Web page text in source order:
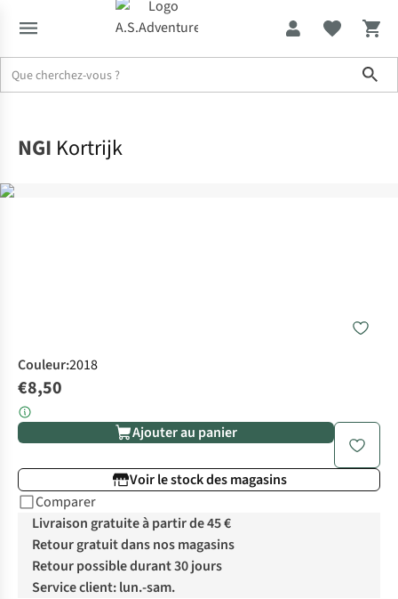
NGI Kortrijk
Couleur:2018
€8,50
Ajouter au panier
Voir le stock des magasins
Comparer
Livraison gratuite à partir de 45 €
Retour gratuit dans nos magasins
Retour possible durant 30 jours
Service client: lun.-sam.